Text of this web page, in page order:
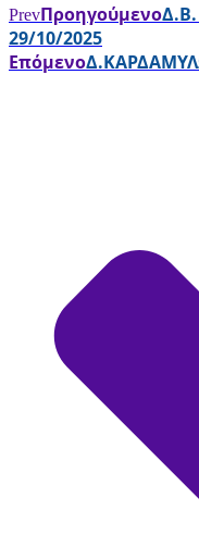
PrevΠροηγούμενο
29/10/2025
Επόμενο